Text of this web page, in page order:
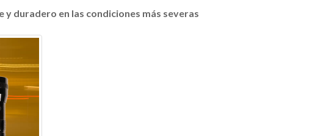
duradero en las condiciones más severas